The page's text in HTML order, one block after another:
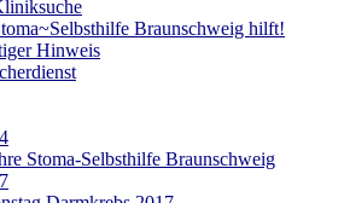
Braunschweig hilft!
Hinweis
Stoma-Selbsthilfe Braunschweig